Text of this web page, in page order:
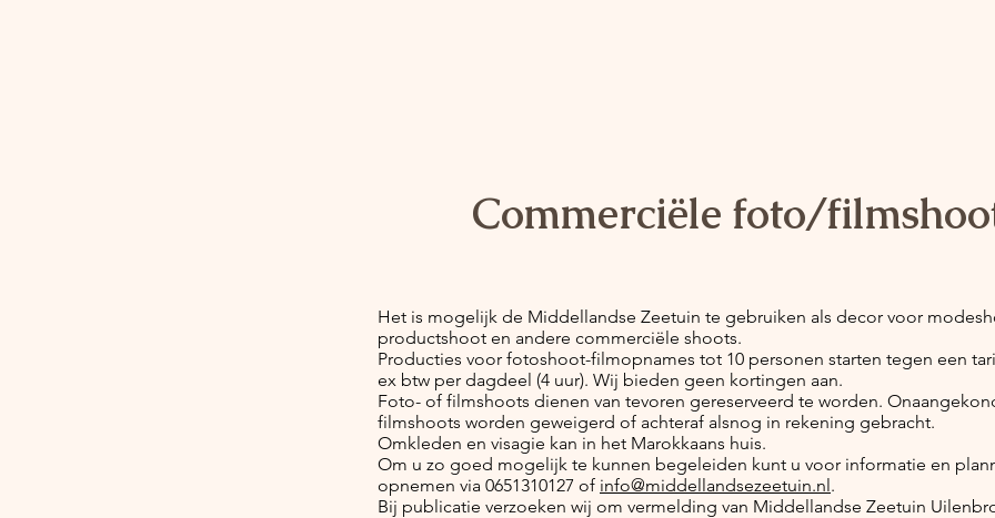
Commerciële foto/
Het is mogelijk de Middellandse Zeetuin te gebruiken als decor voor
productshoot en andere commerciële shoots.
Producties voor fotoshoot-filmopnames tot 10 personen starten tegen een
ex btw per dagdeel (4 uur). Wij bieden geen kortingen aan.
Foto- of filmshoots dienen van tevoren gereserveerd te worden.
filmshoots worden geweigerd of achteraf alsnog in rekening gebracht.
Omkleden en visagie kan in het Marokkaans huis.
Om u zo goed mogelijk te kunnen begeleiden kunt u voor informatie en
opnemen via 0651310127 of info@middellandsezeetuin.nl.
Bij publicatie verzoeken wij om vermelding van Middellandse Zeetuin